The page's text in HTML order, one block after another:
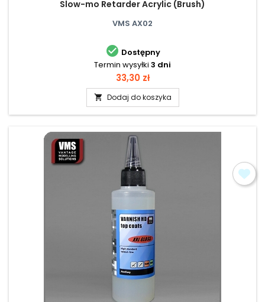
Slow-mo Retarder Acrylic (Brush)
VMS AX02
 Dostępny
Termin wysyłki 3 dni
Cena
33,30 zł
 Dodaj do koszyka